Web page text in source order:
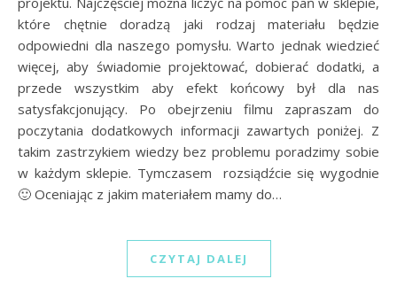
które chętnie doradzą jaki rodzaj materiału będzie
odpowiedni dla naszego pomysłu. Warto jednak wiedzieć
więcej, aby świadomie projektować, dobierać dodatki, a
przede wszystkim aby efekt końcowy był dla nas
satysfakcjonujący. Po obejrzeniu filmu zapraszam do
poczytania dodatkowych informacji zawartych poniżej. Z
takim zastrzykiem wiedzy bez problemu poradzimy sobie
w każdym sklepie. Tymczasem rozsiądźcie się wygodnie
🙂 Oceniając z jakim materiałem mamy do…
CZYTAJ DALEJ